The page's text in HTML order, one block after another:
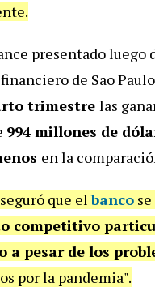
presentado luego
de Sao
trimestre las
994 millones de
en la
que elbanco
competitivo
a pesar de los
por la pandemia".